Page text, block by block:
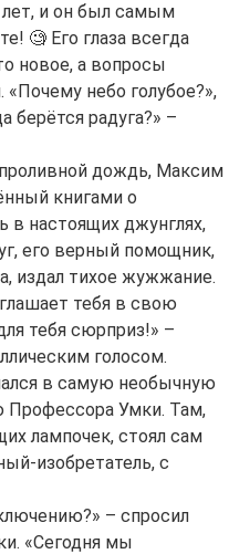
и он был самым
🧐 Его глаза всегда
новое, а вопросы
«Почему небо голубое?»,
берётся радуга?» –
дождь, Максим
книгами о
настоящих джунглях,
его верный помощник,
издал тихое жужжание.
тебя в свою
тебя сюрприз!» –
голосом.
в самую необычную
Профессора Умки. Там,
лампочек, стоял сам
изобретатель, с
– спросил
«Сегодня мы